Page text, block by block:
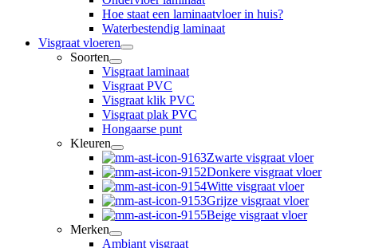
Hoe staat een laminaatvloer in huis?
Waterbestendig laminaat
Visgraat vloeren
Soorten
Visgraat laminaat
Visgraat PVC
Visgraat klik PVC
Visgraat plak PVC
Hongaarse punt
Kleuren
Zwarte visgraat vloer
Donkere visgraat vloer
Witte visgraat vloer
Grijze visgraat vloer
Beige visgraat vloer
Merken
Ambiant visgraat